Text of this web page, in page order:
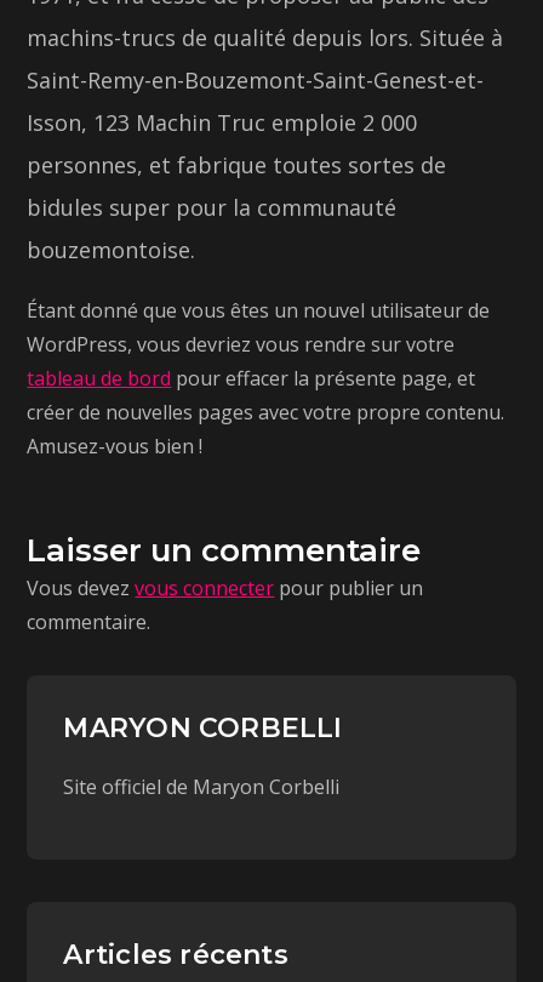
machins-trucs de qualité depuis lors. Située à
Saint-Remy-en-Bouzemont-Saint-Genest-et-
Isson, 123 Machin Truc emploie 2 000
personnes, et fabrique toutes sortes de
bidules super pour la communauté
bouzemontoise.
Étant donné que vous êtes un nouvel utilisateur de
WordPress, vous devriez vous rendre sur votre
tableau de bord pour effacer la présente page, et
créer de nouvelles pages avec votre propre contenu.
Amusez-vous bien !
Laisser un commentaire
Vous devezvous connecter pour publier un
commentaire.
MARYON CORBELLI
Site officiel de Maryon Corbelli
Articles récents